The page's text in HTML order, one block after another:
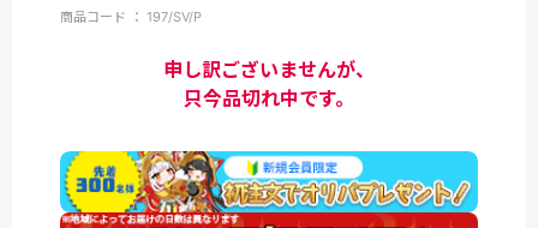
商品コード ： 197/SV/P
申し訳ございませんが、
只今品切れ中です。